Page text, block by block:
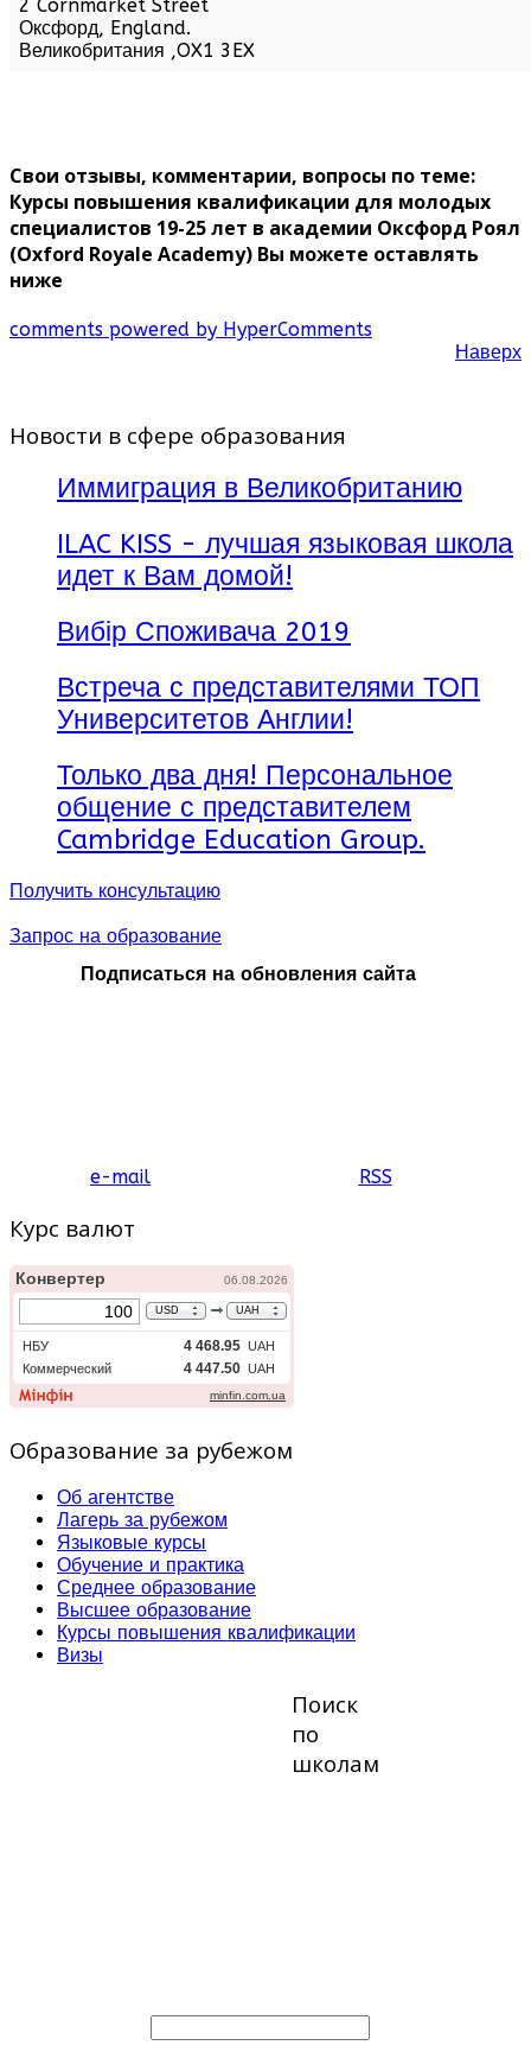
2 Cornmarket Street
Оксфорд, England.
Великобритания ,OX1 3EX
Свои отзывы, комментарии, вопросы по теме:
Курсы повышения квалификации для молодых
специалистов 19-25 лет в академии Оксфорд Роял
(Oxford Royale Academy) Вы можете оставлять
ниже
comments powered by HyperComments
Наверх
Новости в сфере образования
Иммиграция в Великобританию
ILAC KISS - лучшая языковая школа
идет к Вам домой!
Вибір Споживача 2019
Встреча с представителями ТОП
Университетов Англии!
Только два дня! Персональное
общение с представителем
Cambridge Education Group.
Получить консультацию
Запрос на образование
Подписаться на обновления сайта
e-mail RSS
Курс валют
Образование за рубежом
Об агентстве
Лагерь за рубежом
Языковые курсы
Обучение и практика
Среднее образование
Высшее образование
Курсы повышения квалификации
Визы
Поиск
по
школам